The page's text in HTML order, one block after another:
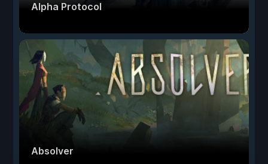
Alpha Protocol
Absolver